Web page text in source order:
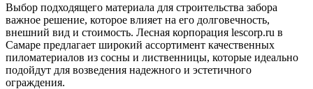
Выбор подходящего материала для строительства забора
важное решение, которое влияет на его долговечность,
внешний вид и стоимость. Лесная корпорация lescorp.ru в
Самаре предлагает широкий ассортимент качественных
пиломатериалов из сосны и лиственницы, которые идеально
подойдут для возведения надежного и эстетичного
ограждения.